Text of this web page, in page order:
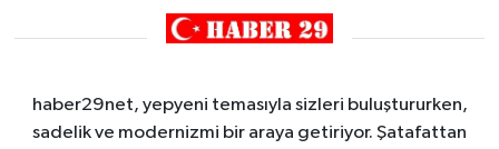
haber29net, yepyeni temasıyla sizleri buluştururken,
sadelik ve modernizmi bir araya getiriyor. Şatafattan